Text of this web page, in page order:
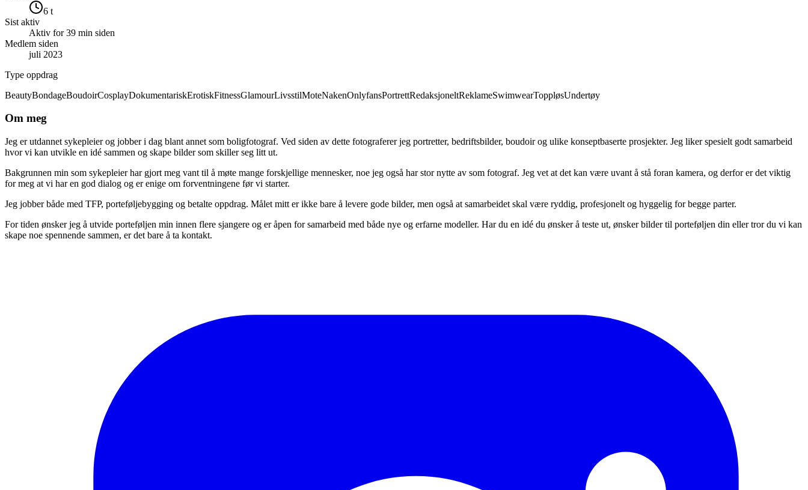
6 t
Sist aktiv
Aktiv for 39 min siden
Medlem siden
juli 2023
Type oppdrag
BeautyBondageBoudoirCosplayDokumentariskErotiskFitnessGlamourLivsstilMoteNakenOnlyfansPortrettRedaksjoneltReklameSwimwearToppløsUndertøy
Om meg
Jeg er utdannet sykepleier og jobber i dag blant annet som boligfotograf. Ved siden av dette fotograferer jeg portretter, bedriftsbilder, boudoir og ulike konseptbaserte prosjekter. Jeg liker spesielt godt samarbeid
hvor vi kan utvikle en idé sammen og skape bilder som skiller seg litt ut.
Bakgrunnen min som sykepleier har gjort meg vant til å møte mange forskjellige mennesker, noe jeg også har stor nytte av som fotograf. Jeg vet at det kan være uvant å stå foran kamera, og derfor er det viktig
for meg at vi har en god dialog og er enige om forventningene før vi starter.
Jeg jobber både med TFP, porteføljebygging og betalte oppdrag. Målet mitt er ikke bare å levere gode bilder, men også at samarbeidet skal være ryddig, profesjonelt og hyggelig for begge parter.
For tiden ønsker jeg å utvide porteføljen min innen flere sjangere og er åpen for samarbeid med både nye og erfarne modeller. Har du en idé du ønsker å teste ut, ønsker bilder til porteføljen din eller tror du vi kan
skape noe spennende sammen, er det bare å ta kontakt.